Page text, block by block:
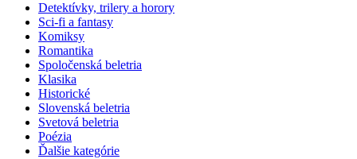
Detektívky, trilery a horory
Sci-fi a fantasy
Komiksy
Romantika
Spoločenská beletria
Klasika
Historické
Slovenská beletria
Svetová beletria
Poézia
Ďalšie kategórie